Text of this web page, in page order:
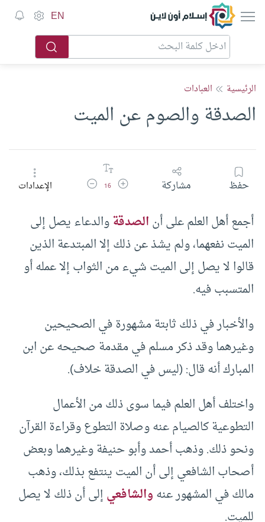
إسلام أون لاين EN
الرئيسية العبادات
الصدقة والصوم عن الميت
حفظ مشاركة زيادة حجم الخط
16 تقليل حجم الخطالإعدادات
أجمع أهل العلم على أنالصدقةوالدعاء يصل إلى
الميت نفعهما، ولم يشذ عن ذلك إلا المبتدعة الذين
قالوا لا يصل إلى الميت شيء من الثواب إلا عمله أو
المتسبب فيه.
والأخبار في ذلك ثابتة مشهورة في الصحيحين
وغيرهما وقد ذكر مسلم في مقدمة صحيحه عن ابن
المبارك أنه قال: (ليس في الصدقة خلاف).
واختلف أهل العلم فيما سوى ذلك من الأعمال
التطوعية كالصيام عنه وصلاة التطوع وقراءة القرآن
ونحو ذلك. وذهب أحمد وأبو حنيفة وغيرهما وبعض
أصحاب الشافعي إلى أن الميت ينتفع بذلك، وذهب
مالك في المشهور عنهوالشافعيإلى أن ذلك لا يصل
للميت.